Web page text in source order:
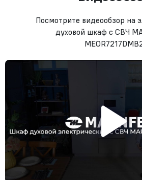
Посмотрите видеообзор на
духовой шкаф с СВЧ